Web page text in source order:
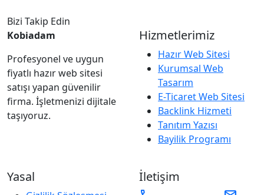
Bizi Takip Edin
Kobiadam
Profesyonel ve uygun
fiyatlı hazır web sitesi
satışı yapan güvenilir
firma. İşletmenizi dijitale
taşıyoruz.
Hizmetlerimiz
Hazır Web Sitesi
Kurumsal Web
Tasarım
E-Ticaret Web Sitesi
Backlink Hizmeti
Tanıtım Yazısı
Bayilik Programı
Yasal İletişim